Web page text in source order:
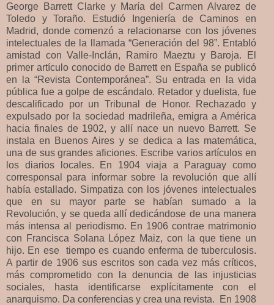
George Barrett Clarke y María del Carmen Alvarez de
Toledo y Toraño. Estudió Ingeniería de Caminos en
Madrid, donde comenzó a relacionarse con los jóvenes
intelectuales de la llamada “Generación del 98”. Entabló
amistad con Valle-Inclán, Ramiro Maeztu y Baroja. El
primer artículo conocido de Barrett en España se publicó
en la “Revista Contemporánea”. Su entrada en la vida
pública fue a golpe de escándalo. Retador y duelista, fue
descalificado por un Tribunal de Honor. Rechazado y
expulsado por la sociedad madrileña, emigra a América
hacia finales de 1902, y allí nace un nuevo Barrett. Se
instala en Buenos Aires y se dedica a las matemática,
una de sus grandes aficiones. Escribe varios artículos en
los diarios locales. En 1904 viaja a Paraguay como
corresponsal para informar sobre la revolución que allí
había estallado. Simpatiza con los jóvenes intelectuales
que en su mayor parte se habían sumado a la
Revolución, y se queda allí dedicándose de una manera
más intensa al periodismo. En 1906 contrae matrimonio
con Francisca Solana López Maiz, con la que tiene un
hijo. En ese tiempo es cuando enferma de tuberculosis.
A partir de 1906 sus escritos son cada vez más críticos,
más comprometido con la denuncia de las injusticias
sociales, hasta identificarse explícitamente con el
anarquismo. Da conferencias y crea una revista. En 1908